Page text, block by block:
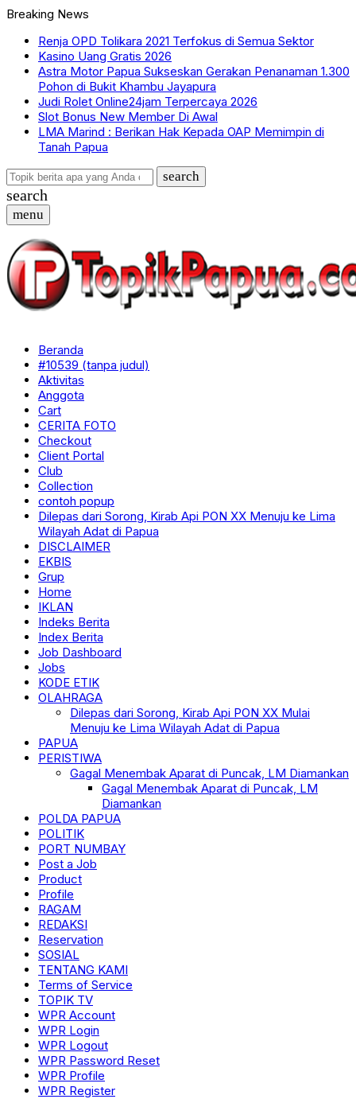
Breaking News
Renja OPD Tolikara 2021 Terfokus di Semua Sektor
Kasino Uang Gratis 2026
Astra Motor Papua Sukseskan Gerakan Penanaman 1.300
Pohon di Bukit Khambu Jayapura
Judi Rolet Online24jam Terpercaya 2026
Slot Bonus New Member Di Awal
LMA Marind : Berikan Hak Kepada OAP Memimpin di
Tanah Papua
search
search
menu
Beranda
#10539 (tanpa judul)
Aktivitas
Anggota
Cart
CERITA FOTO
Checkout
Client Portal
Club
Collection
contoh popup
Dilepas dari Sorong, Kirab Api PON XX Menuju ke Lima
Wilayah Adat di Papua
DISCLAIMER
EKBIS
Grup
Home
IKLAN
Indeks Berita
Index Berita
Job Dashboard
Jobs
KODE ETIK
OLAHRAGA
Dilepas dari Sorong, Kirab Api PON XX Mulai
Menuju ke Lima Wilayah Adat di Papua
PAPUA
PERISTIWA
Gagal Menembak Aparat di Puncak, LM Diamankan
Gagal Menembak Aparat di Puncak, LM
Diamankan
POLDA PAPUA
POLITIK
PORT NUMBAY
Post a Job
Product
Profile
RAGAM
REDAKSI
Reservation
SOSIAL
TENTANG KAMI
Terms of Service
TOPIK TV
WPR Account
WPR Login
WPR Logout
WPR Password Reset
WPR Profile
WPR Register